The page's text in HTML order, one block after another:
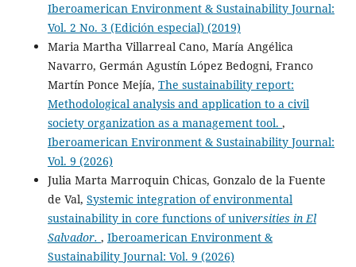
Iberoamerican Environment & Sustainability Journal:
Vol. 2 No. 3 (Edición especial) (2019)
Maria Martha Villarreal Cano, María Angélica
Navarro, Germán Agustín López Bedogni, Franco
Martín Ponce Mejía, The sustainability report:
Methodological analysis and application to a civil
society organization as a management tool. ,
Iberoamerican Environment & Sustainability Journal:
Vol. 9 (2026)
Julia Marta Marroquin Chicas, Gonzalo de la Fuente
de Val, Systemic integration of environmental
sustainability in core functions of universities in El
Salvador. , Iberoamerican Environment &
Sustainability Journal: Vol. 9 (2026)